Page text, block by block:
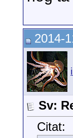
2014-
Sv:
Citat: